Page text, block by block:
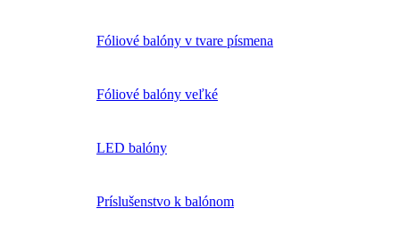
Fóliové balóny v tvare písmena
Fóliové balóny veľké
LED balóny
Príslušenstvo k balónom